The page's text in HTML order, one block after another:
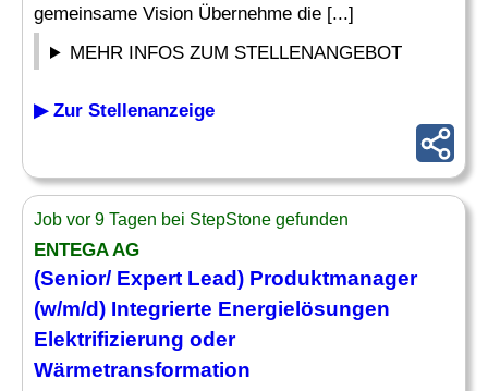
gemeinsame Vision Übernehme die [...]
MEHR INFOS ZUM STELLENANGEBOT
▶ Zur Stellenanzeige
Job vor 9 Tagen bei StepStone gefunden
ENTEGA AG
(Senior/ Expert Lead) Produktmanager
(w/m/d) Integrierte Energielösungen
Elektrifizierung oder
Wärmetransformation